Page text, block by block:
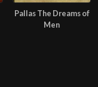
Pallas The Dreams of
Men